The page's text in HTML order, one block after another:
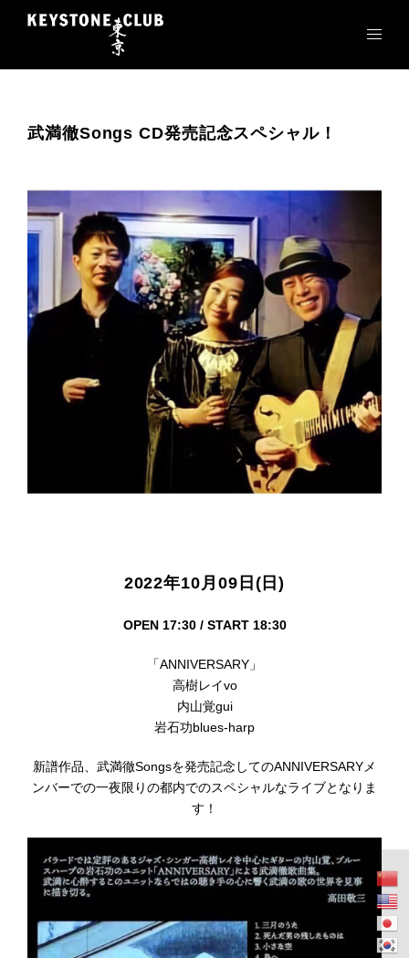
ン
武満徹Songs CD発売記念スペシャル！
2022年10月09日(日)
OPEN 17:30 / START 18:30
「ANNIVERSARY」
高樹レイvo
内山覚gui
岩石功blues-harp
新譜作品、武満徹Songsを発売記念してのANNIVERSARYメ
ンバーでの一夜限りの都内でのスペシャルなライブとなりま
す！